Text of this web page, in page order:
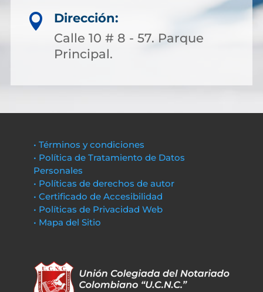

Dirección:
Calle 10 # 8 - 57. Parque
Principal.
• Términos y condiciones
• Política de Tratamiento de Datos
Personales
• Políticas de derechos de autor
• Certificado de Accesibilidad
• Políticas de Privacidad Web
• Mapa del Sitio